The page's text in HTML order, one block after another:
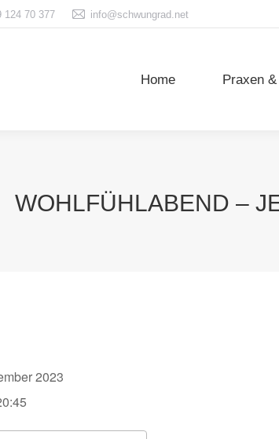
124 70 377 info@schwungrad.net
Home Praxen
WOHLFÜHLABEND –
2023